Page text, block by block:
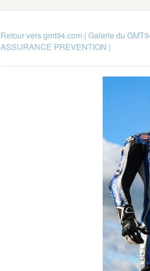
Retour vers gmt94.com | Galerie du
ASSURANCE PREVENTION |